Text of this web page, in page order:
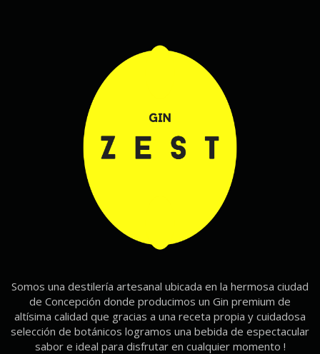
Somos una destilería artesanal ubicada en la hermosa ciudad
de Concepción donde producimos un Gin premium de
altísima calidad que gracias a una receta propia y cuidadosa
selección de botánicos logramos una bebida de espectacular
sabor e ideal para disfrutar en cualquier momento !